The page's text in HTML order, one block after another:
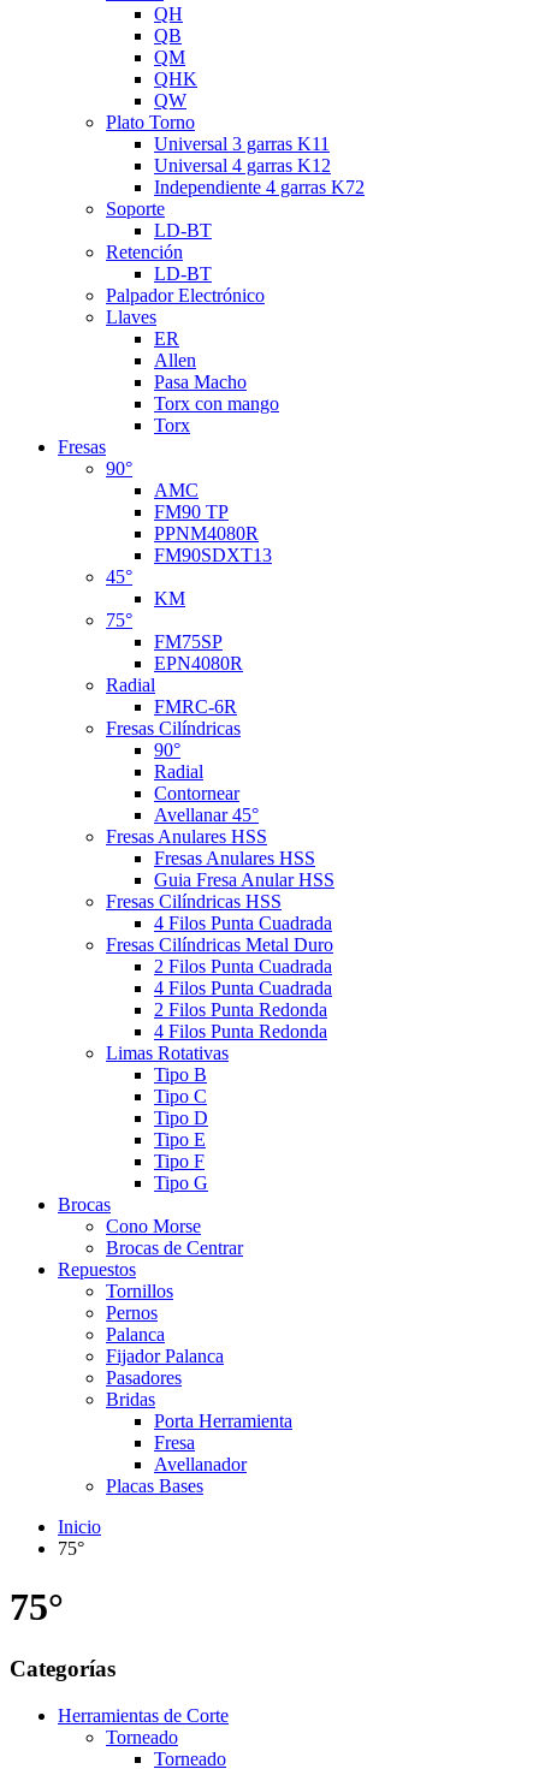
QH
QB
QM
QHK
QW
Plato Torno
Universal 3 garras K11
Universal 4 garras K12
Independiente 4 garras K72
Soporte
LD-BT
Retención
LD-BT
Palpador Electrónico
Llaves
ER
Allen
Pasa Macho
Torx con mango
Torx
Fresas
90°
AMC
FM90 TP
PPNM4080R
FM90SDXT13
45°
KM
75°
FM75SP
EPN4080R
Radial
FMRC-6R
Fresas Cilíndricas
90°
Radial
Contornear
Avellanar 45°
Fresas Anulares HSS
Fresas Anulares HSS
Guia Fresa Anular HSS
Fresas Cilíndricas HSS
4 Filos Punta Cuadrada
Fresas Cilíndricas Metal Duro
2 Filos Punta Cuadrada
4 Filos Punta Cuadrada
2 Filos Punta Redonda
4 Filos Punta Redonda
Limas Rotativas
Tipo B
Tipo C
Tipo D
Tipo E
Tipo F
Tipo G
Brocas
Cono Morse
Brocas de Centrar
Repuestos
Tornillos
Pernos
Palanca
Fijador Palanca
Pasadores
Bridas
Porta Herramienta
Fresa
Avellanador
Placas Bases
Inicio
75°
75°
Categorías
Herramientas de Corte
Torneado
Torneado